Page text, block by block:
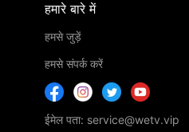
हमारे बारे में
हमसे जुड़ें
हमसे संपर्क करें
ईमेल पता: service@wetv.vip